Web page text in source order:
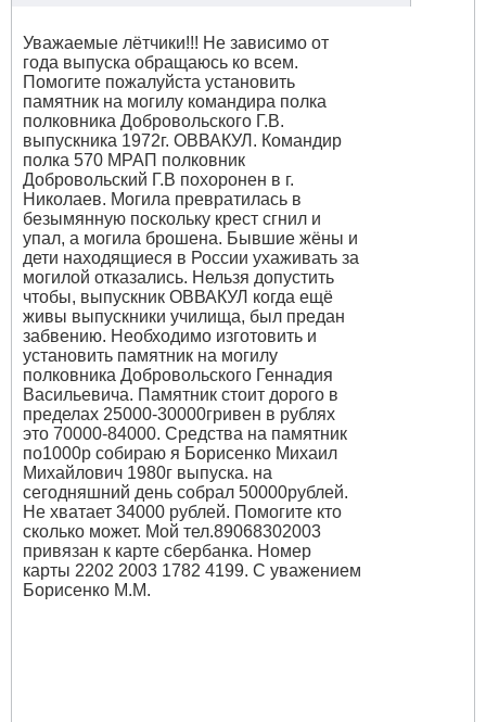
Уважаемые лётчики!!! Не зависимо от
года выпуска обращаюсь ко всем.
Помогите пожалуйста установить
памятник на могилу командира полка
полковника Добровольского Г.В.
выпускника 1972г. ОВВАКУЛ. Командир
полка 570 МРАП полковник
Добровольский Г.В похоронен в г.
Николаев. Могила превратилась в
безымянную поскольку крест сгнил и
упал, а могила брошена. Бывшие жёны и
дети находящиеся в России ухаживать за
могилой отказались. Нельзя допустить
чтобы, выпускник ОВВАКУЛ когда ещё
живы выпускники училища, был предан
забвению. Необходимо изготовить и
установить памятник на могилу
полковника Добровольского Геннадия
Васильевича. Памятник стоит дорого в
пределах 25000-30000гривен в рублях
это 70000-84000. Средства на памятник
по1000р собираю я Борисенко Михаил
Михайлович 1980г выпуска. на
сегодняшний день собрал 50000рублей.
Не хватает 34000 рублей. Помогите кто
сколько может. Мой тел.89068302003
привязан к карте сбербанка. Номер
карты 2202 2003 1782 4199. С уважением
Борисенко М.М.